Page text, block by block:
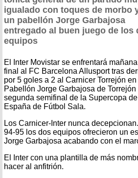
igualado con toques de morbo
un pabellón Jorge Garbajosa
entregado al buen juego de los
equipos
El Inter Movistar se enfrentará
final al FC Barcelona Allusport tras
por 5 goles a 2 al Carnicer Torrejón en
Pabellón Jorge Garbajosa de Torrejón
segunda semifinal de la Supercopa de
España de Fútbol Sala.
Los Carnicer-Inter nunca
94-95 los dos equipos ofrecieron un
Jorge Garbajosa acabando con el
El Inter con una plantilla de más
hacer al anfitrión.